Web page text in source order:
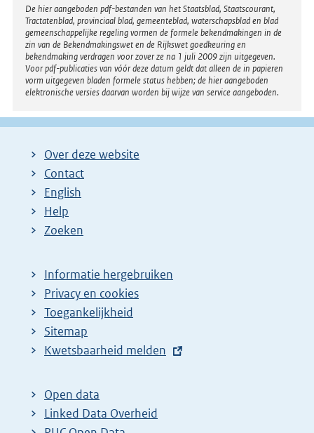
Disclaimer
De hier aangeboden pdf-bestanden van het Staatsblad, Staatscourant,
Tractatenblad, provinciaal blad, gemeenteblad, waterschapsblad en blad
gemeenschappelijke regeling vormen de formele bekendmakingen in de
zin van de Bekendmakingswet en de Rijkswet goedkeuring en
bekendmaking verdragen voor zover ze na 1 juli 2009 zijn uitgegeven.
Voor pdf-publicaties van vóór deze datum geldt dat alleen de in papieren
vorm uitgegeven bladen formele status hebben; de hier aangeboden
elektronische versies daarvan worden bij wijze van service aangeboden.
Over deze website
Contact
English
Help
Zoeken
Informatie hergebruiken
Privacy en cookies
Toegankelijkheid
Sitemap
E
t
e
r
Kwetsbaarheid melden
Open data
Linked Data Overheid